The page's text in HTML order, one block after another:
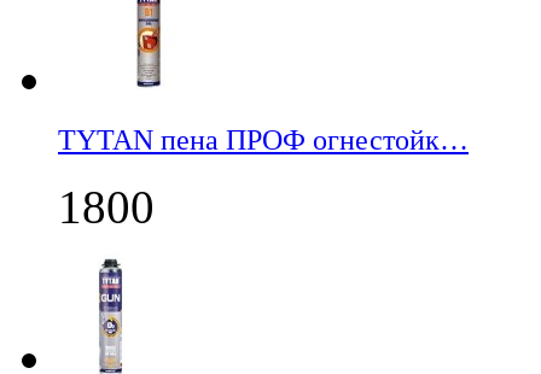
TYTAN пена ПРОФ огнестойк…
1800